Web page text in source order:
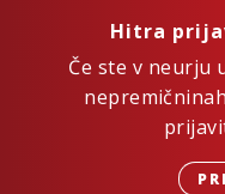
Hitra
Če ste v neurju